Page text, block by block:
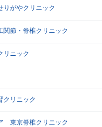
がやクリニック
節・脊椎クリニック
ニック
リニック
東京脊椎クリニック